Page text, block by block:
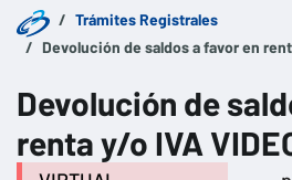
Trámites Registrales
Devolución de saldos a favor en
Devolución de
renta y/o IVA